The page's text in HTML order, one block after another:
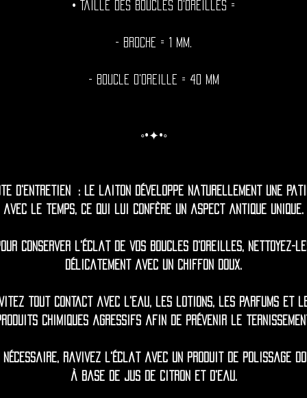
• Taille des boucles d'oreilles =
- Broche = 1 mm.
- Boucle d'oreille = 40 mm
◦•✦•◦
d'entretien : Le laiton développe naturellement une
avec le temps, ce qui lui confère un aspect antique unique.
conserver l'éclat de vos boucles d'oreilles, nettoyez-
délicatement avec un chiffon doux.
tout contact avec l'eau, les lotions, les parfums et
chimiques agressifs afin de prévenir le
nécessaire, ravivez l'éclat avec un produit de polissage
à base de jus de citron et d'eau.